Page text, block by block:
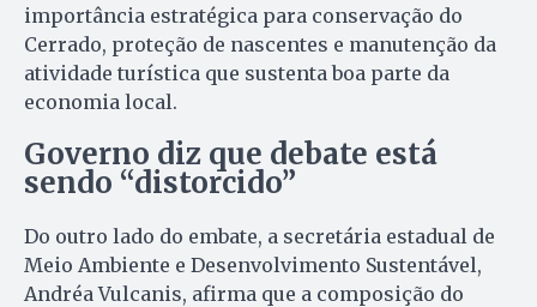
importância estratégica para conservação do
Cerrado, proteção de nascentes e manutenção da
atividade turística que sustenta boa parte da
economia local.
Governo diz que debate está
sendo “distorcido”
Do outro lado do embate, a secretária estadual de
Meio Ambiente e Desenvolvimento Sustentável,
Andréa Vulcanis, afirma que a composição do